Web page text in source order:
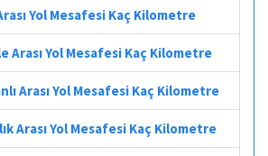
Yol Mesafesi Kaç Kilometre
Arası Yol Mesafesi Kaç Kilometre
Arası Yol Mesafesi Kaç Kilometre
Arası Yol Mesafesi Kaç Kilometre